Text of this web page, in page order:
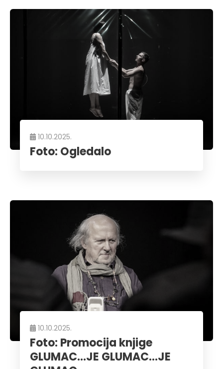
10.10.2025.
Foto: Ogledalo
10.10.2025.
Foto: Promocija knjige
GLUMAC…JE GLUMAC…JE